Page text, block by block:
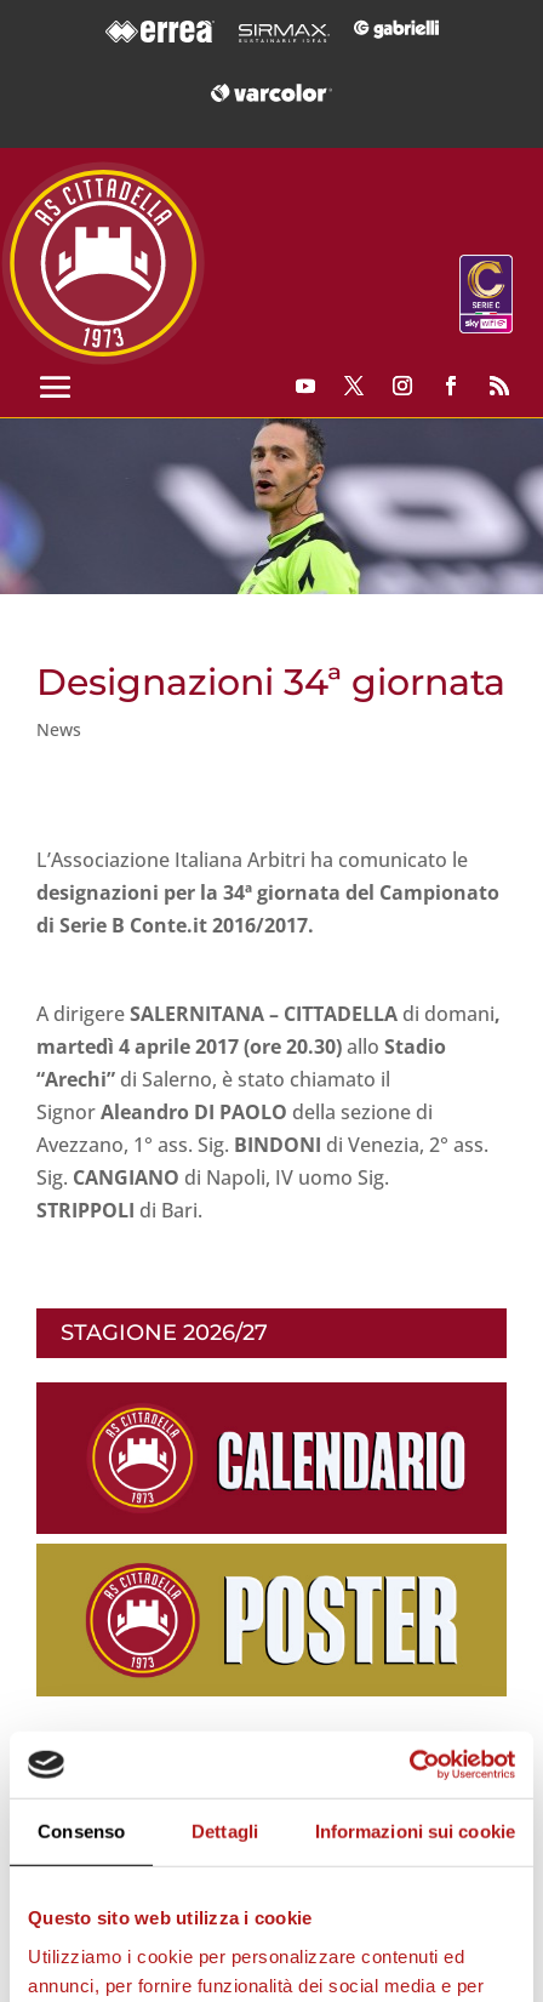
Consenso Dettagli Informazioni sui cookie
Questo sito web utilizza i cookie
Utilizziamo i cookie per personalizzare contenuti ed
annunci, per fornire funzionalità dei social media e per
Designazioni 34ª giornata
News
L’Associazione Italiana Arbitri ha comunicato le
designazioni per la 34ª giornata del Campionato
di Serie B Conte.it 2016/2017.
A dirigereSALERNITANA – CITTADELLA di domani,
martedì 4 aprile 2017 (ore 20.30)allo Stadio
“Arechi” di Salerno, è stato chiamato il
SignorAleandro DI PAOLO della sezione di
Avezzano, 1° ass. Sig. BINDONI di Venezia, 2° ass.
Sig. CANGIANO di Napoli, IV uomo Sig.
STRIPPOLI di Bari.
STAGIONE 2026/27
BIGLIETTI